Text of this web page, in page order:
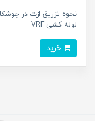
نحوه تزریق ازت در
لوله کشی VRF